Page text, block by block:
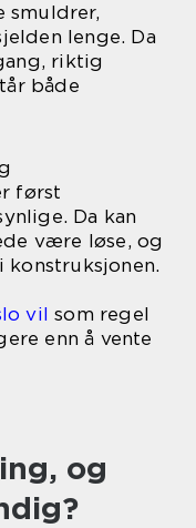
smuldrer,
lenge. Da
riktig
både
først
Da kan
være løse, og
konstruksjonen.
vil som regel
enn å vente
og